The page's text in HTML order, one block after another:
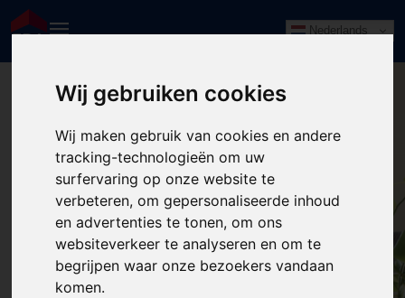
Wij gebruiken cookies
Wij maken gebruik van cookies en andere
tracking-technologieën om uw
surfervaring op onze website te
verbeteren, om gepersonaliseerde inhoud
en advertenties te tonen, om ons
websiteverkeer te analyseren en om te
begrijpen waar onze bezoekers vandaan
komen.
Nederlands